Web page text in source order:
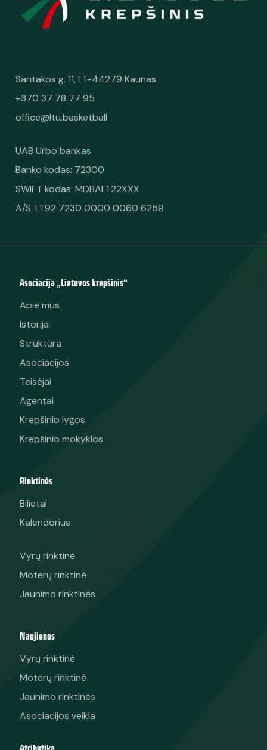
Santakos g. 11, LT-44279 Kaunas
+370 37 78 77 95
office@ltu.basketball
UAB Urbo bankas
Banko kodas: 72300
SWIFT kodas: MDBALT22XXX
A/S. LT92 7230 0000 0060 6259
Asociacija „Lietuvos krepšinis“
Apie mus
Istorija
Struktūra
Asociacijos
Teisėjai
Agentai
Krepšinio lygos
Krepšinio mokyklos
Rinktinės
Bilietai
Kalendorius
Vyrų rinktinė
Moterų rinktinė
Jaunimo rinktinės
Naujienos
Vyrų rinktinė
Moterų rinktinė
Jaunimo rinktinės
Asociacijos veikla